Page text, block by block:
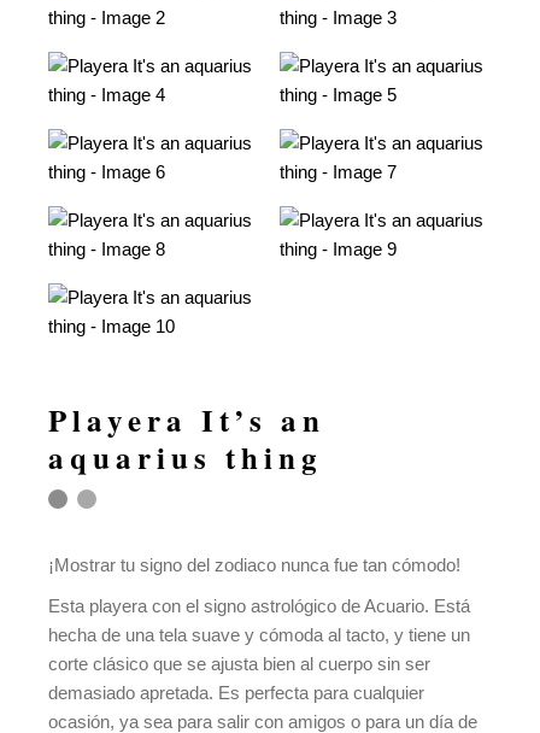
Playera It’s an
aquarius thing
¡Mostrar tu signo del zodiaco nunca fue tan cómodo!
Esta playera con el signo astrológico de Acuario. Está
hecha de una tela suave y cómoda al tacto, y tiene un
corte clásico que se ajusta bien al cuerpo sin ser
demasiado apretada. Es perfecta para cualquier
ocasión, ya sea para salir con amigos o para un día de